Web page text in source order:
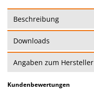
Bratfläche:
geeignet für:
Garantie:
Beschreibung
Downloads
Angaben zum Hersteller
Kundenbewertungen